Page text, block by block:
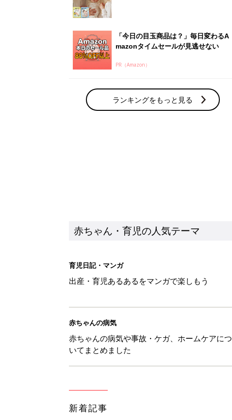
「今日の目玉商品は？」毎日変わるA
mazonタイムセールが見逃せない
PR（Amazon）
ランキングをもっと見る
赤ちゃん・育児の人気テーマ
育児日記・マンガ
出産・育児あるあるをマンガで楽しもう
赤ちゃんの病気
赤ちゃんの病気や事故・ケガ、ホームケアにつ
いてまとめました
新着記事